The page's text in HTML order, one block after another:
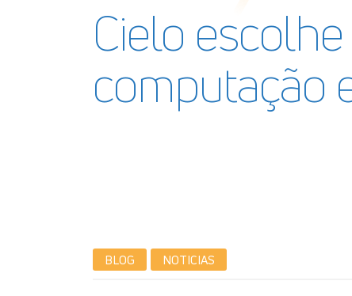
Cielo
computação
BLOG NOTICIAS